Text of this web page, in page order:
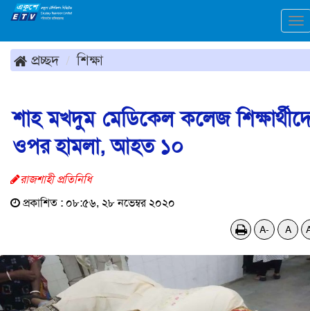
প্রচ্ছদ শিক্ষা
শাহ মখদুম মেডিকেল কলেজ
ওপর হামলা, আহত ১০
রাজশাহী প্রতিনিধি
প্রকাশিত : ০৮:৫৬, ২৮ নভেম্বর ২০২০
A- A